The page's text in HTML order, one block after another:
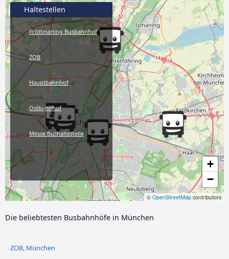
+
−
© OpenStreetMap contributors
Haltestellen
Fröttmaning Busbahnhof
ZOB
Hauptbahnhof
Ostbahnhof
Messe Bushaltestelle
Die beliebtesten Busbahnhöfe in München
ZOB, München